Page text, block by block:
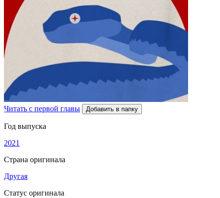
Читать с первой главы Добавить в папку
Год выпуска
2021
Страна оригинала
Другая
Статус оригинала